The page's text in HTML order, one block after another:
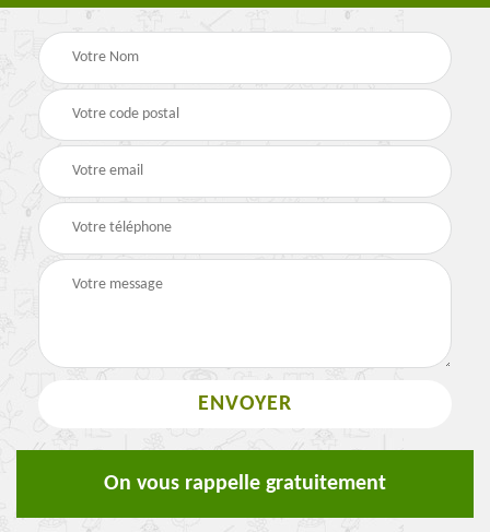
On vous rappelle gratuitement